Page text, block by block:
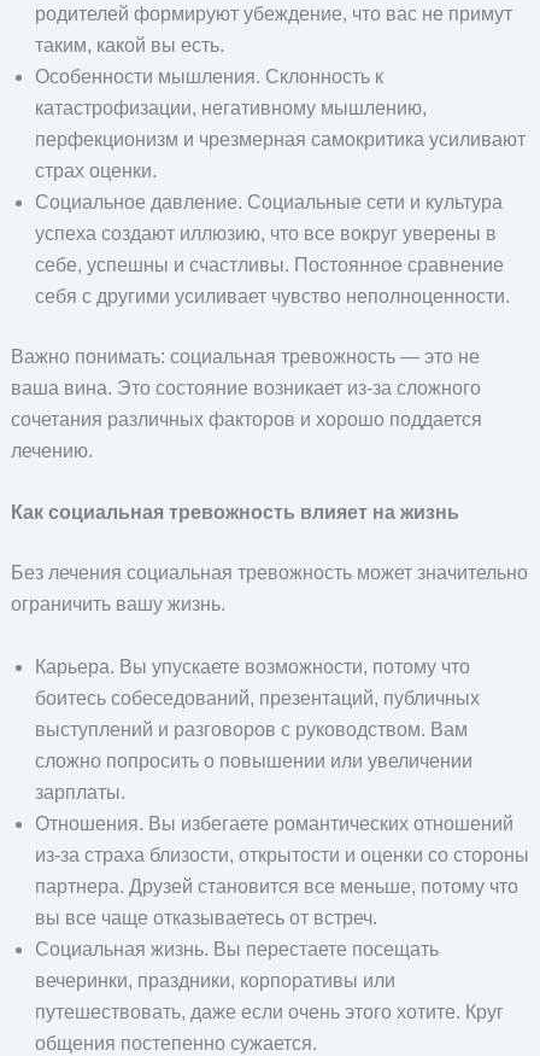
родителей формируют убеждение, что вас не примут
таким, какой вы есть.
Особенности мышления. Склонность к
катастрофизации, негативному мышлению,
перфекционизм и чрезмерная самокритика усиливают
страх оценки.
Социальное давление. Социальные сети и культура
успеха создают иллюзию, что все вокруг уверены в
себе, успешны и счастливы. Постоянное сравнение
себя с другими усиливает чувство неполноценности.
Важно понимать: социальная тревожность — это не
ваша вина. Это состояние возникает из-за сложного
сочетания различных факторов и хорошо поддается
лечению.
Как социальная тревожность влияет на жизнь
Без лечения социальная тревожность может значительно
ограничить вашу жизнь.
Карьера. Вы упускаете возможности, потому что
боитесь собеседований, презентаций, публичных
выступлений и разговоров с руководством. Вам
сложно попросить о повышении или увеличении
зарплаты.
Отношения. Вы избегаете романтических отношений
из-за страха близости, открытости и оценки со стороны
партнера. Друзей становится все меньше, потому что
вы все чаще отказываетесь от встреч.
Социальная жизнь. Вы перестаете посещать
вечеринки, праздники, корпоративы или
путешествовать, даже если очень этого хотите. Круг
общения постепенно сужается.